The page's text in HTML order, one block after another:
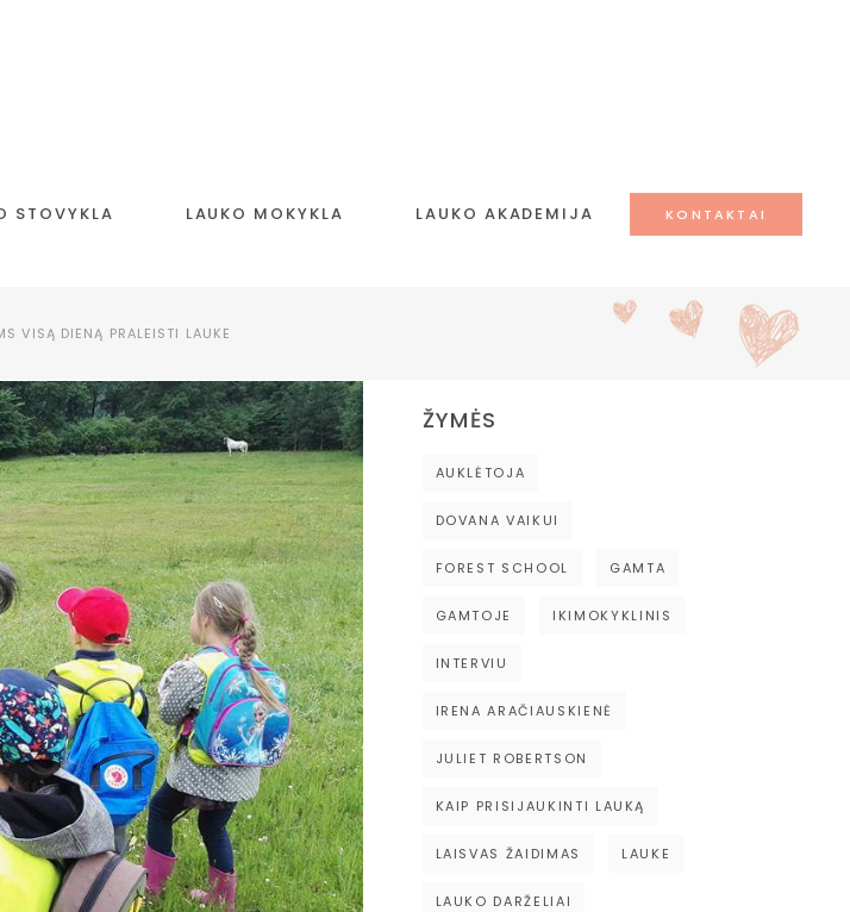
STOVYKLA LAUKO MOKYKLA LAUKO AKADEMIJA KONTAKTAI
VISĄ DIENĄ PRALEISTI LAUKE
ŽYMĖS
AUKLĖTOJA
DOVANA VAIKUI
FOREST SCHOOL GAMTA
GAMTOJE IKIMOKYKLINIS
INTERVIU
IRENA ARAČIAUSKIENĖ
JULIET ROBERTSON
KAIP PRISIJAUKINTI LAUKĄ
LAISVAS ŽAIDIMAS LAUKE
LAUKO DARŽELIAI